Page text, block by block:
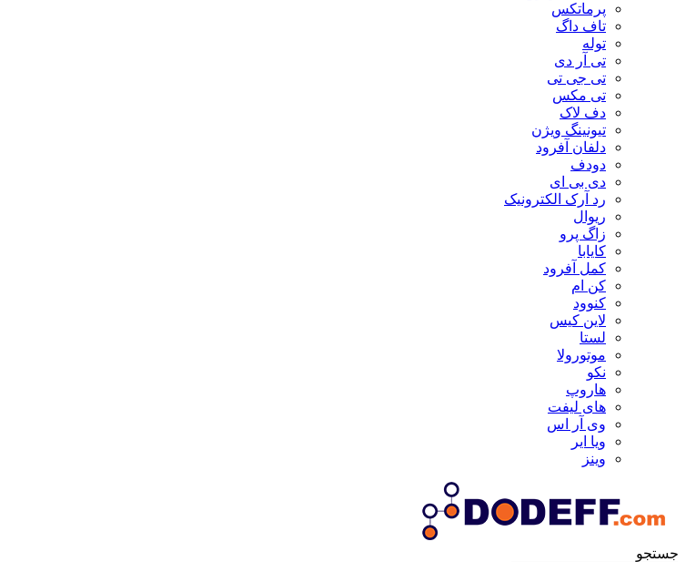
پرماتکس
تاف داگ
توله
تی آر دی
تی جی تی
تی مکس
دف لاک
تیونینگ ویژن
دلفان آفرود
دودف
دی بی ای
رد آرک الکترونیک
ریوال
زاگ پرو
کایابا
کمل آفرود
کن ام
کنوود
لاین کیس
لستا
موتورولا
نکو
هاروپ
های لیفت
وی آر اس
ویا ایر
وینز
جستجو